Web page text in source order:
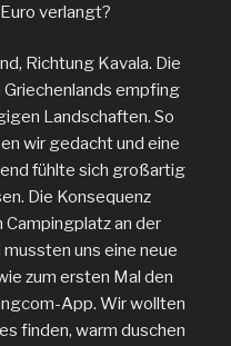
verlangt?
Richtung Kavala. Die
empfing
Landschaften. So
wir gedacht und eine
fühlte sich großartig
Die Konsequenz
Campingplatz an der
uns eine neue
zum ersten Mal den
App. Wir wollten
finden, warm duschen